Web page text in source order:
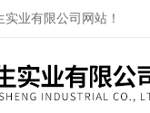
业有限公司网站！